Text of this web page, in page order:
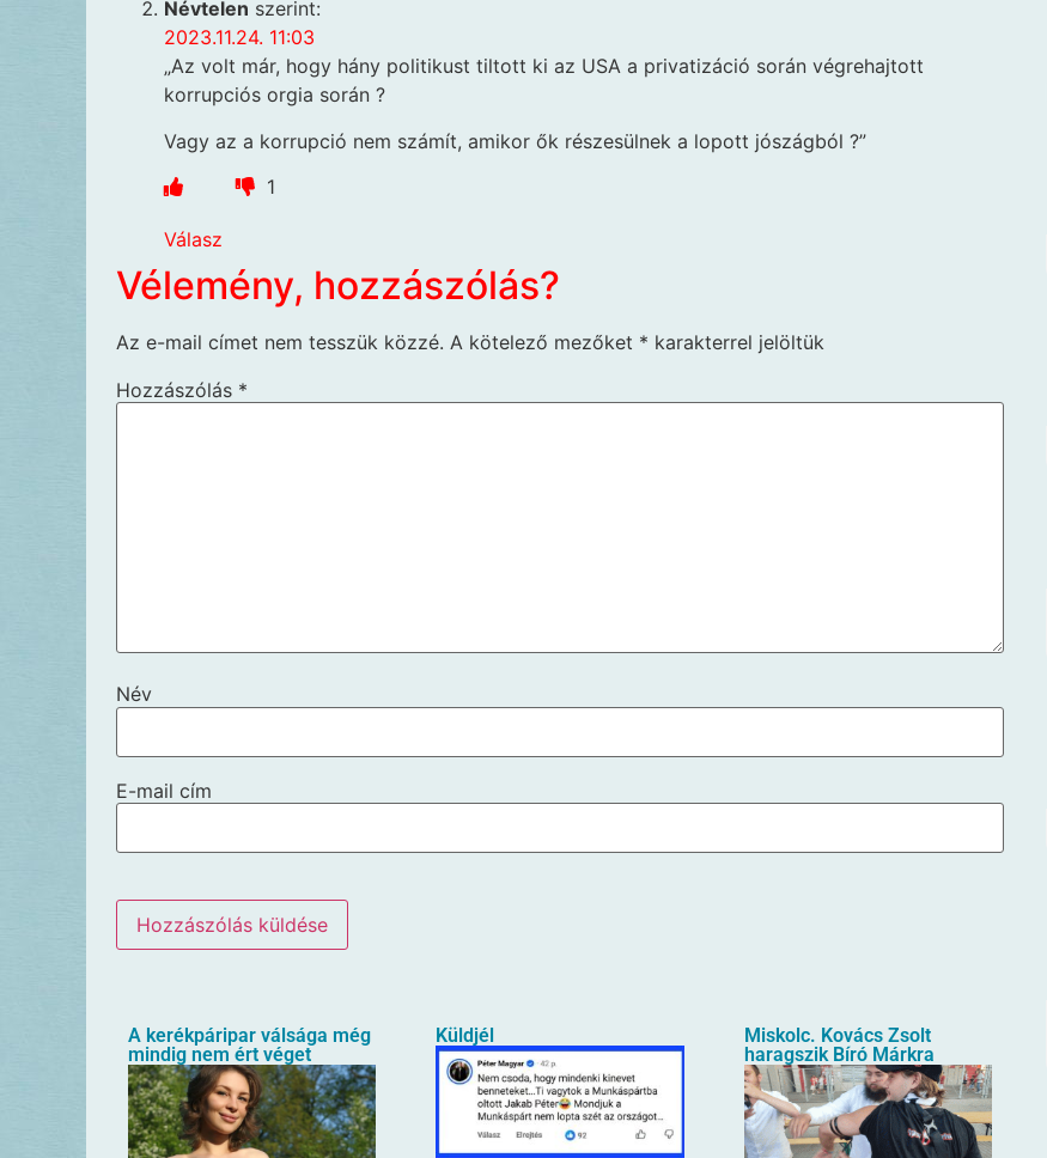
Névtelen szerint:
2023.11.24. 11:03
„Az volt már, hogy hány politikust tiltott ki az USA a privatizáció során végrehajtott
korrupciós orgia során ?
Vagy az a korrupció nem számít, amikor ők részesülnek a lopott jószágból ?”
1
Válasz
Vélemény, hozzászólás?
Az e-mail címet nem tesszük közzé. A kötelező mezőket * karakterrel jelöltük
Hozzászólás *
Név
E-mail cím
A kerékpáripar válsága még
mindig nem ért véget
Küldjél
Miskolc. Kovács Zsolt
haragszik Bíró Márkra